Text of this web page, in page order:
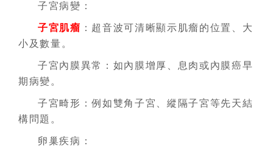
子宮病變：
子宮肌瘤 ：超音波可清晰顯示肌瘤的位置、大
小及數量。
子宮內膜異常：如內膜增厚、息肉或內膜癌早
期病變。
子宮畸形：例如雙角子宮、縱隔子宮等先天結
構問題。
卵巢疾病：